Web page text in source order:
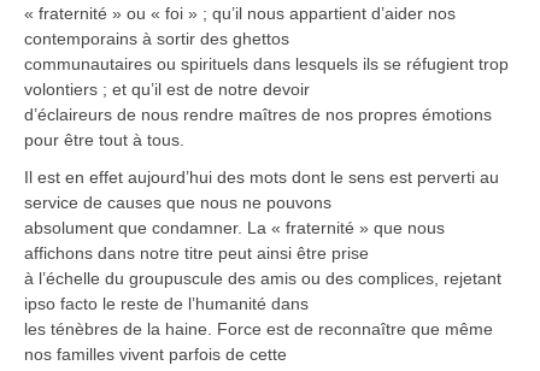
« fraternité » ou « foi » ; qu’il nous appartient d’aider nos
contemporains à sortir des ghettos
communautaires ou spirituels dans lesquels ils se réfugient trop
volontiers ; et qu’il est de notre devoir
d’éclaireurs de nous rendre maîtres de nos propres émotions
pour être tout à tous.
Il est en effet aujourd’hui des mots dont le sens est perverti au
service de causes que nous ne pouvons
absolument que condamner. La « fraternité » que nous
affichons dans notre titre peut ainsi être prise
à l’échelle du groupuscule des amis ou des complices, rejetant
ipso facto le reste de l’humanité dans
les ténèbres de la haine. Force est de reconnaître que même
nos familles vivent parfois de cette